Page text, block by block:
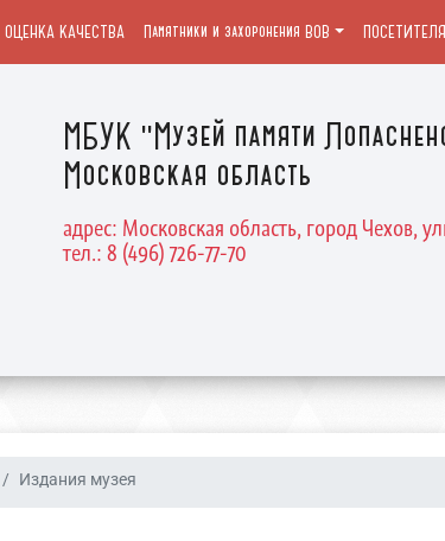
МБУК "Музей памяти
Московская область
адрес: Московская область, город Чехов,
тел.: 8 (496) 726-77-70
КАЧЕСТВА Памятники и захоронения ВОВ
Издания музея